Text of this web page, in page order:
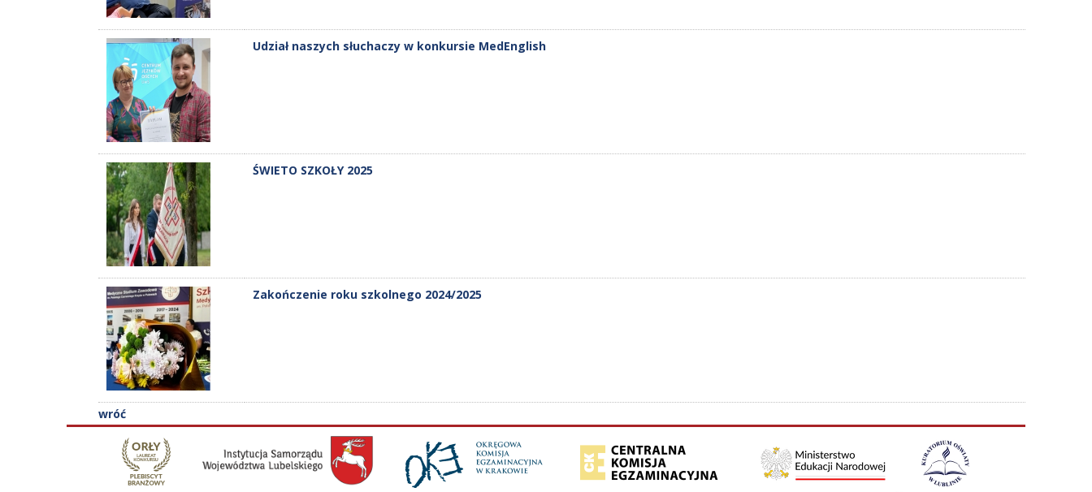
Udział naszych słuchaczy w konkursie MedEnglish
ŚWIETO SZKOŁY 2025
Zakończenie roku szkolnego 2024/2025
wróć